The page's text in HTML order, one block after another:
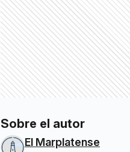
Sobre el autor
El Marplatense